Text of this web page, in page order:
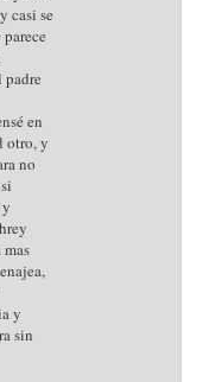
casi se
padre
en
otro, y
no
y
sin